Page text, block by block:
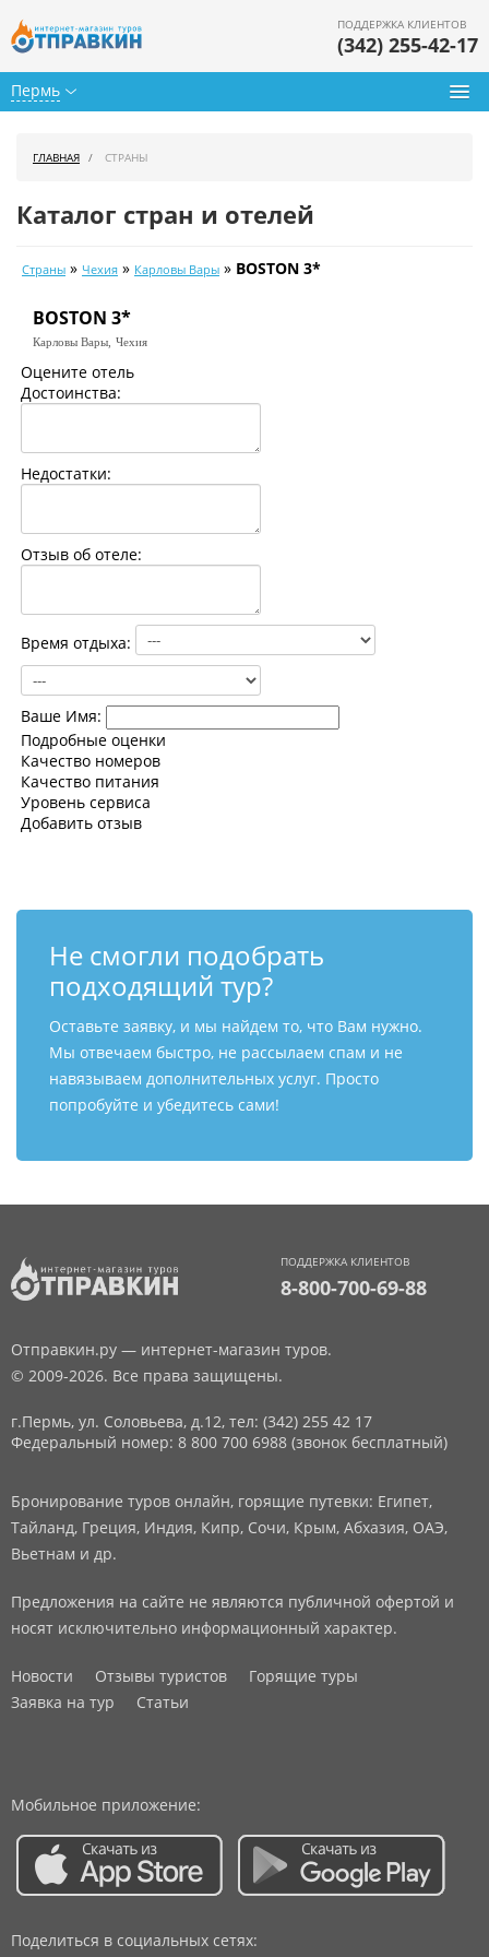
Пермь
ПОДДЕРЖКА КЛИЕНТОВ
(342) 255-42-17
Календарь туров
Цены дня
Страны
ГЛАВНАЯ СТРАНЫ
Каталог стран и отелей
Страны » Чехия » Карловы Вары » BOSTON 3*
BOSTON 3*
Карловы Вары, Чехия
Оцените отель
Достоинства:
Недостатки:
Отзыв об отеле:
Время отдыха:
Ваше Имя:
Подробные оценки
Качество номеров
Качество питания
Уровень сервиса
Добавить отзыв
Не смогли подобрать
подходящий тур?
Оставьте заявку, и мы найдем то, что Вам нужно.
Мы отвечаем быстро, не рассылаем спам и не
навязываем дополнительных услуг. Просто
попробуйте и убедитесь сами!
ПОДДЕРЖКА КЛИЕНТОВ
8-800-700-69-88
Отправкин.ру — интернет-магазин туров.
© 2009-2026. Все права защищены.
г.Пермь, ул. Соловьева, д.12, тел: (342) 255 42 17
Федеральный номер: 8 800 700 6988 (звонок бесплатный)
Бронирование туров онлайн, горящие путевки: Египет,
Тайланд, Греция, Индия, Кипр, Сочи, Крым, Абхазия, ОАЭ,
Вьетнам и др.
Предложения на сайте не являются публичной офертой и
носят исключительно информационный характер.
Новости Отзывы туристов
Горящие туры
Заявка на тур
Статьи
Мобильное приложение:
Поделиться в социальных сетях: